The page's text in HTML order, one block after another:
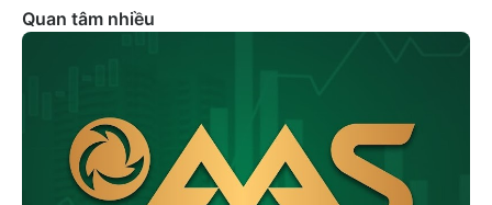
Quan tâm nhiều